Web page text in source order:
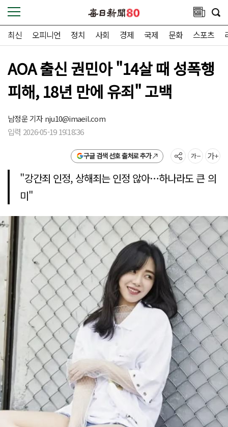
최신 오피니언 정치 사회 경제 국제 문화 스포츠
AOA 출신 권민아 "14살 때 성폭행
피해, 18년 만에 유죄" 고백
남정운 기자nju10@imaeil.com
입력 2026-05-19 19:18:36
구글 검색 선호 출처로 추가
"강간죄 인정, 상해죄는 인정 않아…하나라도 큰 의
미"